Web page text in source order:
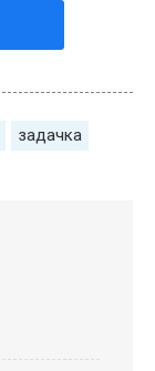
задачка